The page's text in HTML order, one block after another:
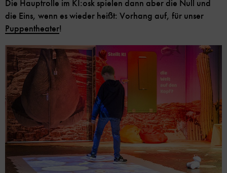
Die Hauptrolle im KI:osk spielen dann aber die Null und
die Eins, wenn es wieder heißt: Vorhang auf, für unser
Puppentheater!